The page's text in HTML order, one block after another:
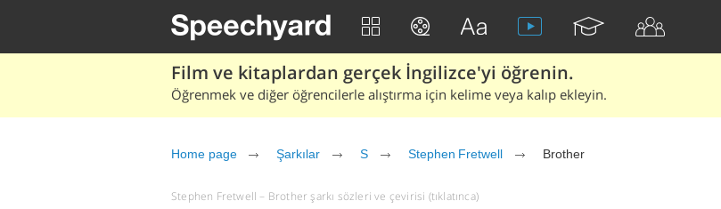
Film ve kitaplardan gerçek İngilizce'yi öğrenin.
Öğrenmek ve diğer öğrencilerle alıştırma için kelime veya kalıp ekleyin.
Home page Şarkılar S Stephen Fretwell Brother
Stephen Fretwell – Brother şarkı sözleri ve çevirisi (tıklatınca)